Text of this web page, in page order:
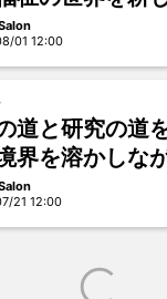
利彦
01 12:00
道と研究の道
界を溶かしな
温かい世界を
21 12:00